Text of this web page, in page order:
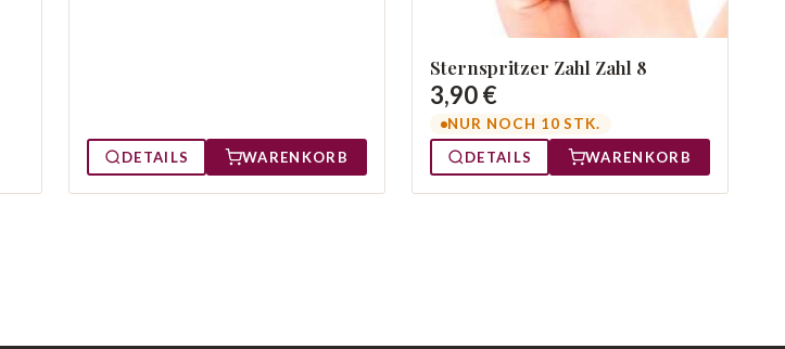
DETAILS WARENKORB
Sternspritzer Zahl Zahl 8
3,90 €
NUR NOCH 10 STK.
DETAILS
WARENKORB